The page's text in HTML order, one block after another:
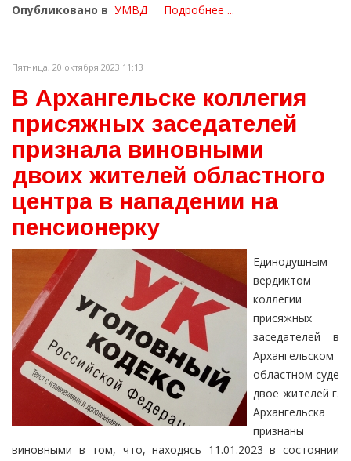
Опубликовано в УМВД Подробнее ...
Пятница, 20 октября 2023 11:13
В Архангельске коллегия
присяжных заседателей
признала виновными
двоих жителей областного
центра в нападении на
пенсионерку
Единодушным
вердиктом
коллегии
присяжных
заседателей в
Архангельском
областном суде
двое жителей г.
Архангельска
признаны
виновными в том, что, находясь 11.01.2023 в состоянии